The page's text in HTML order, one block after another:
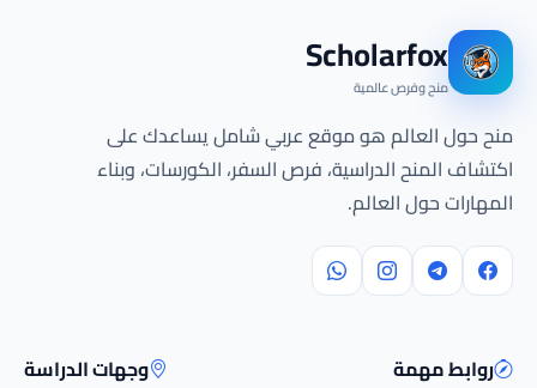
Scholarfox
منح وفرص عالمية
منح حول العالم هو موقع عربي شامل يساعدك على
اكتشاف المنح الدراسية، فرص السفر، الكورسات، وبناء
المهارات حول العالم.
روابط مهمة
وجهات الدراسة